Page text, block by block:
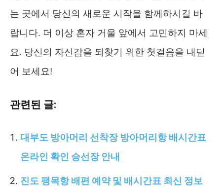
는 곳에서 당신의 새로운 시작을 함께하시길 바
랍니다. 더 이상 혼자 거울 앞에서 고민하지 마세
요. 당신의 자신감을 되찾기 위한 첫걸음을 내딛
어 보세요!
관련된 글:
대부도 방아머리 선착장 방아머리항 배시간표
온라인 확인 승선장 안내
진도 팽목항 배편 예약 및 배시간표 최신 정보